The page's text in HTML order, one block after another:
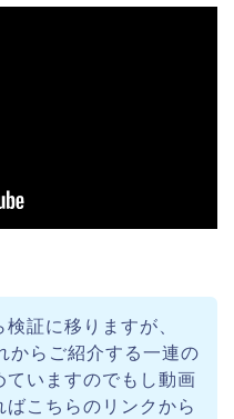
証に移りますが、
からご紹介する一連の
ていますのでもし動画
こちらのリンクから